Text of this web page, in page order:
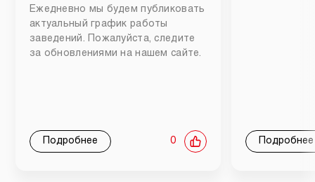
Ежедневно мы будем публиковать
актуальный график работы
заведений. Пожалуйста, следите
за обновлениями на нашем сайте.
Подробнее 0 Подробнее